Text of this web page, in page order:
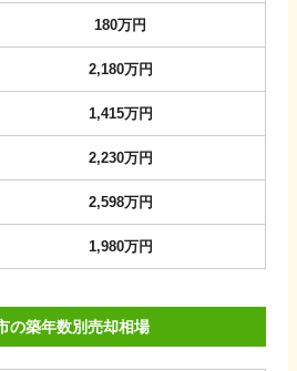
180万円
2,180万円
1,415万円
2,230万円
2,598万円
1,980万円
の築年数別売却相場